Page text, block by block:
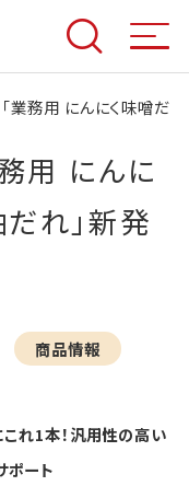
業務用 にんにく味噌だ
用 にんに
れ」新発
商品情報
れ1本！汎用性の高い
ポート